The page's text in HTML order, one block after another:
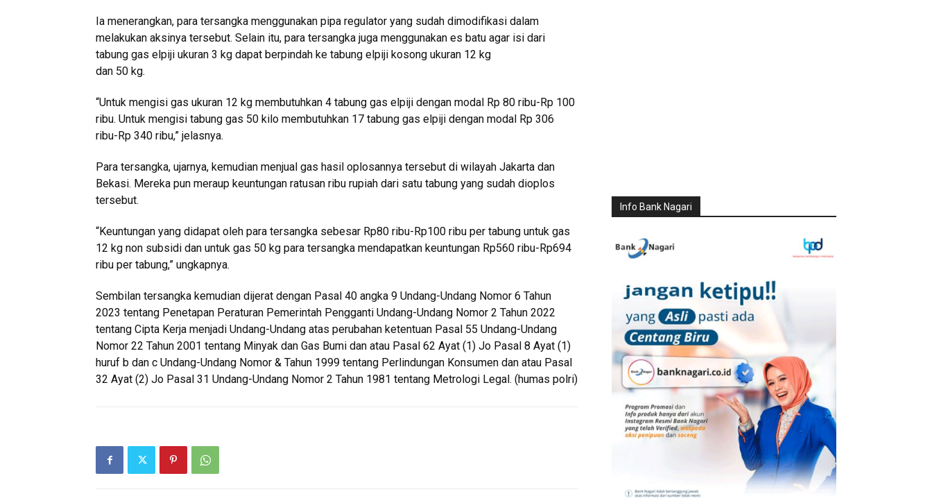
Ia menerangkan, para tersangka menggunakan pipa regulator yang sudah dimodifikasi dalam
melakukan aksinya tersebut. Selain itu, para tersangka juga menggunakan es batu agar isi dari
tabung gas elpiji ukuran 3 kg dapat berpindah ke tabung elpiji kosong ukuran 12 kg
dan 50 kg.
“Untuk mengisi gas ukuran 12 kg membutuhkan 4 tabung gas elpiji dengan modal Rp 80 ribu-Rp 100
ribu. Untuk mengisi tabung gas 50 kilo membutuhkan 17 tabung gas elpiji dengan modal Rp 306
ribu-Rp 340 ribu,” jelasnya.
Para tersangka, ujarnya, kemudian menjual gas hasil oplosannya tersebut di wilayah Jakarta dan
Bekasi. Mereka pun meraup keuntungan ratusan ribu rupiah dari satu tabung yang sudah dioplos
tersebut.
“Keuntungan yang didapat oleh para tersangka sebesar Rp80 ribu-Rp100 ribu per tabung untuk gas
12 kg non subsidi dan untuk gas 50 kg para tersangka mendapatkan keuntungan Rp560 ribu-Rp694
ribu per tabung,” ungkapnya.
Sembilan tersangka kemudian dijerat dengan Pasal 40 angka 9 Undang-Undang Nomor 6 Tahun
2023 tentang Penetapan Peraturan Pemerintah Pengganti Undang-Undang Nomor 2 Tahun 2022
tentang Cipta Kerja menjadi Undang-Undang atas perubahan ketentuan Pasal 55 Undang-Undang
Nomor 22 Tahun 2001 tentang Minyak dan Gas Bumi dan atau Pasal 62 Ayat (1) Jo Pasal 8 Ayat (1)
huruf b dan c Undang-Undang Nomor & Tahun 1999 tentang Perlindungan Konsumen dan atau Pasal
32 Ayat (2) Jo Pasal 31 Undang-Undang Nomor 2 Tahun 1981 tentang Metrologi Legal. (humas polri)
Info Bank Nagari